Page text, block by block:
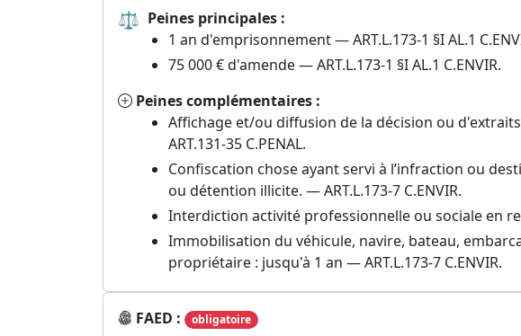
⚖ Peines principales :
1 an d'emprisonnement — ART.L.173-1 §I AL.1
75 000 € d'amende — ART.L.173-1 §I AL.1 C.ENVIR.
Peines complémentaires :
Affichage et/ou diffusion de la décision ou
ART.131-35 C.PENAL.
Confiscation chose ayant servi à l’infraction ou
ou détention illicite. — ART.L.173-7 C.ENVIR.
Interdiction activité professionnelle ou sociale en
Immobilisation du véhicule, navire, bateau,
propriétaire : jusqu'à 1 an — ART.L.173-7 C.ENVIR.
FAED : obligatoire